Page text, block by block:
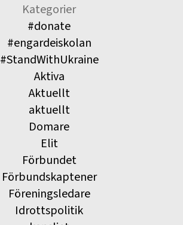
Kategorier
#donate
#engardeiskolan
#StandWithUkraine
Aktiva
Aktuellt
aktuellt
Domare
Elit
Förbundet
Förbundskaptener
Föreningsledare
Idrottspolitik